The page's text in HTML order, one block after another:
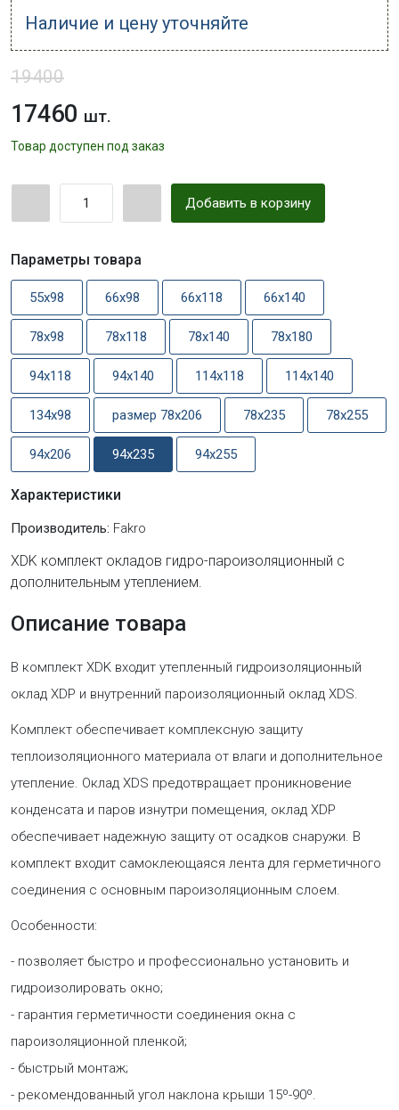
Наличие и цену уточняйте
19400
17460 шт.
Товар доступен под заказ
Добавить в корзину
Параметры товара
55x98 66x98 66x118 66x140
78x98 78x118 78x140 78x180
94x118 94x140 114x118 114x140
134x98 размер 78x206 78x235 78x255
94x206 94x235 94x255
Характеристики
Производитель: Fakro
XDK комплект окладов гидро-пароизоляционный c
дополнительным утеплением.
Описание товара
В комплект XDK входит утепленный гидроизоляционный
оклад XDP и внутренний пароизоляционный оклад XDS.
Комплект обеспечивает комплексную защиту
теплоизоляционного материала от влаги и дополнительное
утепление. Оклад XDS предотвращает проникновение
конденсата и паров изнутри помещения, оклад XDP
обеспечивает надежную защиту от осадков снаружи. В
комплект входит самоклеющаяся лента для герметичного
соединения с основным пароизоляционным слоем.
Особенности:
- позволяет быстро и профессионально установить и
гидроизолировать окно;
- гарантия герметичности соединения окна с
пароизоляционной пленкой;
- быстрый монтаж;
- рекомендованный угол наклона крыши 15º-90º.